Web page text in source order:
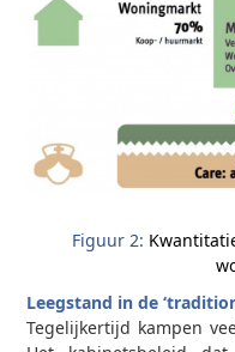
Figuur 2:
Leegstand in de
Tegelijkertijd kampen